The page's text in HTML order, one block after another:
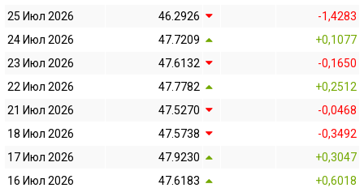
25 Июл 2026
46.2926
-1,4283
24 Июл 2026
47.7209
+0,1077
23 Июл 2026
47.6132
-0,1650
22 Июл 2026
47.7782
+0,2512
21 Июл 2026
47.5270
-0,0468
18 Июл 2026
47.5738
-0,3492
17 Июл 2026
47.9230
+0,3047
16 Июл 2026
47.6183
+0,6018